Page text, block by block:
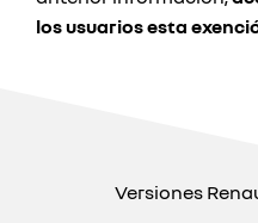
los usuarios esta
Versiones